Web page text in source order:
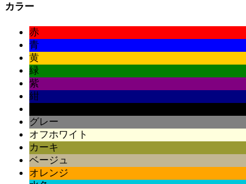
カラー
赤
青
黄
緑
紫
紺
グレー
オフホワイト
カーキ
ベージュ
オレンジ